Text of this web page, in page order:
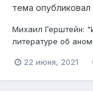
тема опубликовал
Михаил Герштейн:
литературе об
странное.
22 июня, 2021